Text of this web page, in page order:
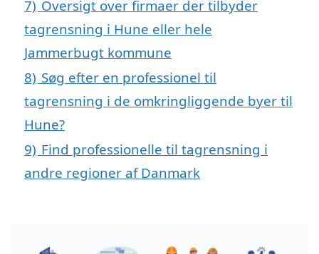
7) Oversigt over firmaer der tilbyder
tagrensning i Hune eller hele
Jammerbugt kommune
8) Søg efter en professionel til
tagrensning i de omkringliggende byer til
Hune?
9) Find professionelle til tagrensning i
andre regioner af Danmark